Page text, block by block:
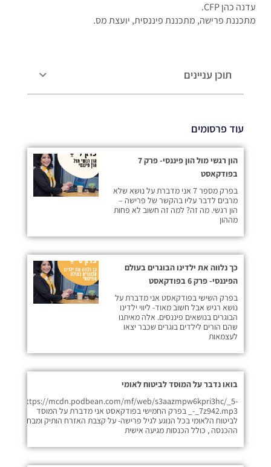
עדנה כהן CFP.
מתכננת פרישה, מתכננת פיננסית, יועצת מס.
תוכן עניינים
עוד פרסומים
הון רגשי מול הון פיננסי- פרק 7
בפודקאסט
בפרק מספר 7 אני מדברת על נושא שלא
מרבים לדבר עליו בהקשר של פרישה –
הון רגשי. מה זה? למה זה חשוב לא פחות
מההון
כך נלווה את ילדינו הבוגרים בעולם
הפיננסי- פרק 6 בפודקאסט
בפרק השישי בפודקאסט אני מדברת על
נושא רגיש אבל חשוב מאוד- ליווי ילדינו
הבוגרים בנושאים פיננסים. אלה מאיתנו
שהם הורים לילדים בוגרים שכבר יצאו
לעצמאות
בואו נדבר על המוסד לביטוח לאומי
https://mcdn.podbean.com/mf/web/s3aazmpw6kpri3hc/_5-
_-_7z942.mp3 בפרק החמישי בפודקאסט אני מדברת על המוסד
לביטוח הלאומי בכל הנוגע לגיל פרישה- על קצבת האזרח הותיק ומבחני
ההכנסה , כולל הכנסות מגיעה אישית